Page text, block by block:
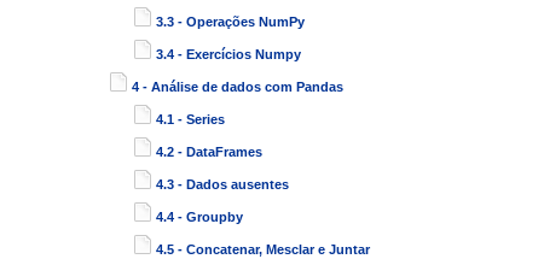
3.3 - Operações NumPy
3.4 - Exercícios Numpy
4 - Análise de dados com Pandas
4.1 - Series
4.2 - DataFrames
4.3 - Dados ausentes
4.4 - Groupby
4.5 - Concatenar, Mesclar e Juntar